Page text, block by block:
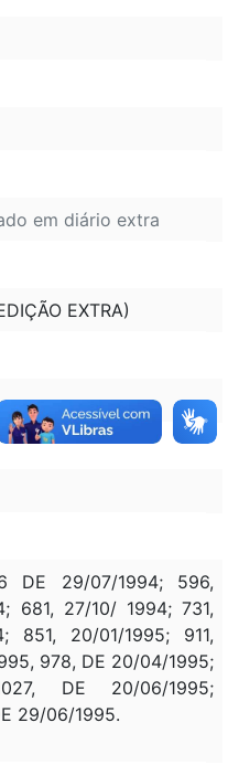
em diário extra
EXTRA)
DE 29/07/1994; 596,
681, 27/10/ 1994; 731,
851, 20/01/1995; 911,
978, DE 20/04/1995;
DE 20/06/1995;
29/06/1995.